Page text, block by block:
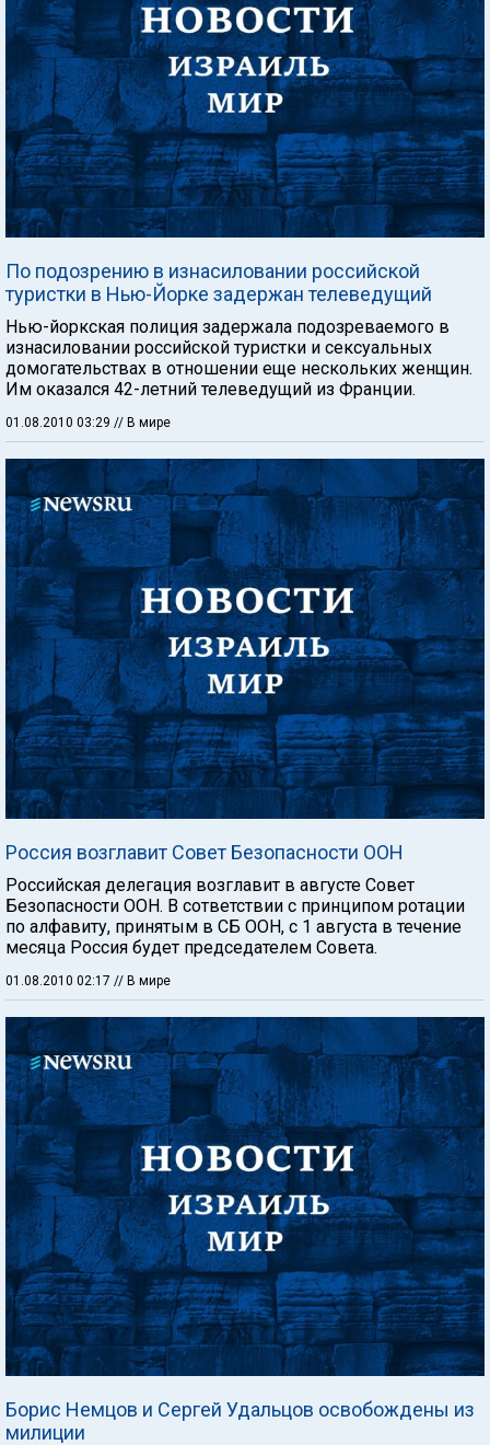
По подозрению в изнасиловании российской
туристки в Нью-Йорке задержан телеведущий
Нью-йоркская полиция задержала подозреваемого в
изнасиловании российской туристки и сексуальных
домогательствах в отношении еще нескольких женщин.
Им оказался 42-летний телеведущий из Франции.
01.08.2010 03:29 // В мире
Россия возглавит Совет Безопасности ООН
Российская делегация возглавит в августе Совет
Безопасности ООН. В сответствии с принципом ротации
по алфавиту, принятым в СБ ООН, с 1 августа в течение
месяца Россия будет председателем Совета.
01.08.2010 02:17 // В мире
Борис Немцов и Сергей Удальцов освобождены из
милиции